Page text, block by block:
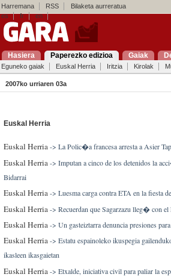
Harremana RSS Bilaketa aurreratua
es
fr en
Hasiera Paperezko edizioa Gaiak
Eguneko gaiak Euskal Herria Iritzia Kirolak
2007ko urriaren 03a
Euskal Herria
Euskal Herria-> La Polic�a francesa arresta a Asier
Euskal Herria-> Imputan a cinco de los detenidos la
Bidarrai
Euskal Herria-> Luesma carga contra ETA en la fiesta
Euskal Herria -> Recuerdan que Sagarzazu lleg� con
Euskal Herria-> Un gasteiztarra denuncia presiones
Euskal Herria-> Estatu espainoleko ikuspegia
ikasleen ikasgaietan
Euskal Herria-> Etxalde, iniciativa civil para paliar la